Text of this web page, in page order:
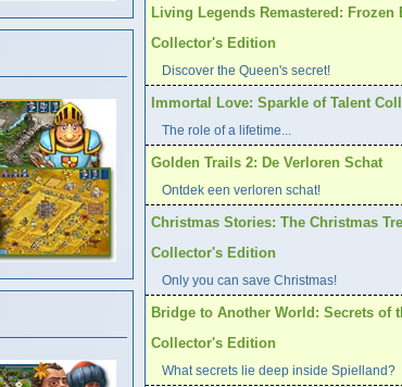
Living Legends Remastered: Frozen
Collector's Edition
Discover the Queen's secret!
Immortal Love: Sparkle of Talent
The role of a lifetime...
Golden Trails 2: De Verloren Schat
Ontdek een verloren schat!
Christmas Stories: The Christmas
Collector's Edition
Only you can save Christmas!
Bridge to Another World: Secrets of
Collector's Edition
What secrets lie deep inside Spielland?